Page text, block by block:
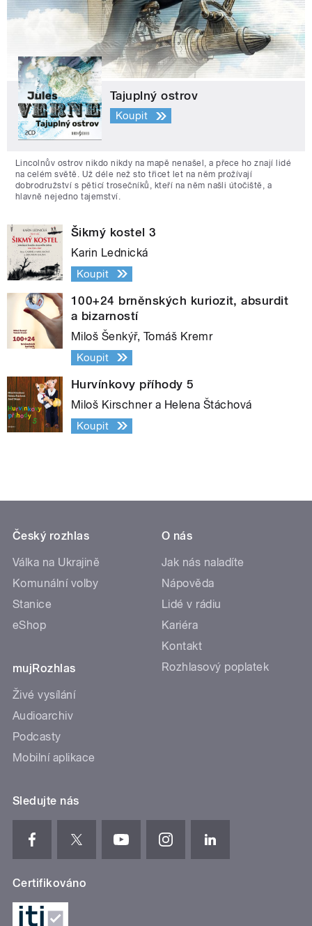
Tajuplný ostrov
Koupit
Lincolnův ostrov nikdo nikdy na mapě nenašel, a přece ho znají lidé
na celém světě. Už déle než sto třicet let na něm prožívají
dobrodružství s pěticí trosečníků, kteří na něm našli útočiště, a
hlavně nejedno tajemství.
Šikmý kostel 3
Karin Lednická
Koupit
100+24 brněnských kuriozit, absurdit
a bizarností
Miloš Šenkýř, Tomáš Kremr
Koupit
Hurvínkovy příhody 5
Miloš Kirschner a Helena Štáchová
Koupit
Český rozhlas
Válka na Ukrajině
Komunální volby
Stanice
eShop
mujRozhlas
Živé vysílání
Audioarchiv
Podcasty
Mobilní aplikace
O nás
Jak nás naladíte
Nápověda
Lidé v rádiu
Kariéra
Kontakt
Rozhlasový poplatek
Sledujte nás
Certifikováno